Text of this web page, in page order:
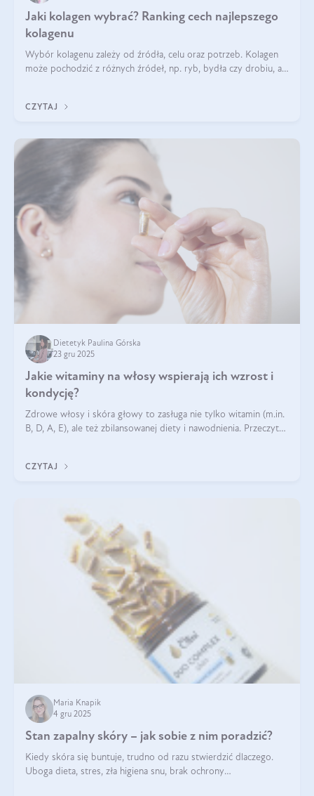
Jaki kolagen wybrać? Ranking cech najlepszego
kolagenu
Wybór kolagenu zależy od źródła, celu oraz potrzeb. Kolagen
może pochodzić z różnych źródeł, np. ryb, bydła czy drobiu, a
bydlęcy.
CZYTAJ
Dietetyk Paulina Górska
23 gru 2025
Jakie witaminy na włosy wspierają ich wzrost i
kondycję?
Zdrowe włosy i skóra głowy to zasługa nie tylko witamin (m.in.
B, D, A, E), ale też zbilansowanej diety i nawodnienia. Przeczytaj
CZYTAJ
Maria Knapik
4 gru 2025
Stan zapalny skóry – jak sobie z nim poradzić?
Kiedy skóra się buntuje, trudno od razu stwierdzić dlaczego.
Uboga dieta, stres, zła higiena snu, brak ochrony